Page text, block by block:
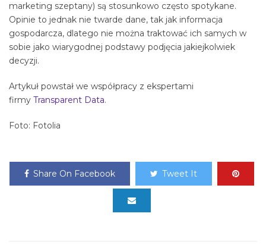
marketing szeptany) są stosunkowo często spotykane.
Opinie to jednak nie twarde dane, tak jak informacja
gospodarcza, dlatego nie można traktować ich samych w
sobie jako wiarygodnej podstawy podjęcia jakiejkolwiek
decyzji.
Artykuł powstał we współpracy z ekspertami
firmy Transparent Data.
Foto: Fotolia
Share On Facebook Tweet It